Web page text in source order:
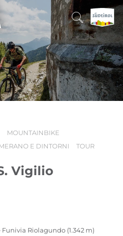
NOI
MOUNTAINBIKE
E DINTORNI TOUR
Vigilio
Riolagundo (1.342 m)